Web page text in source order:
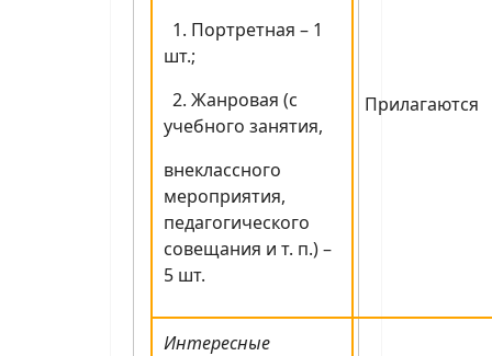
1. Портретная – 1
шт.;
2. Жанровая (с
учебного занятия,
внеклассного
мероприятия,
педагогического
совещания и т. п.) –
5 шт.
Прилагаются
Интересные